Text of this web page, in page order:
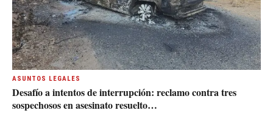
ASUNTOS LEGALES
Desafío a intentos de interrupción: reclamo contra tres
sospechosos en asesinato resuelto…